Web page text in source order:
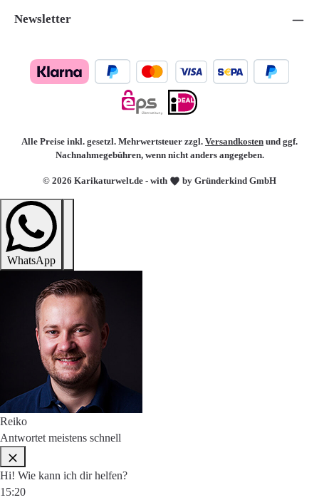
Newsletter
© 2026 Karikaturwelt.de - with by Gründerkind GmbH
Alle Preise inkl. gesetzl. Mehrwertsteuer zzgl. Versandkosten und ggf.
Nachnahmegebühren, wenn nicht anders angegeben.
WhatsApp
Reiko
Antwortet meistens schnell
Hi! Wie kann ich dir helfen?
15:20